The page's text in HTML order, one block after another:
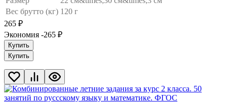
Вес брутто (кг) 120 г
265 ₽
Экономия -265 ₽
Купить
Купить